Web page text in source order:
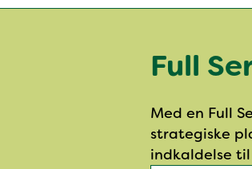
Full
Med en Full
strategiske
indkaldelse